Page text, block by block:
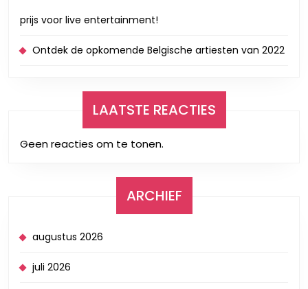
prijs voor live entertainment!
Ontdek de opkomende Belgische artiesten van 2022
LAATSTE REACTIES
Geen reacties om te tonen.
ARCHIEF
augustus 2026
juli 2026